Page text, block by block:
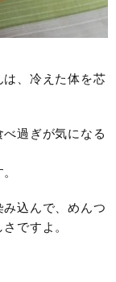
、冷えた体を芯
過ぎが気になる
込んで、めんつ
ですよ。